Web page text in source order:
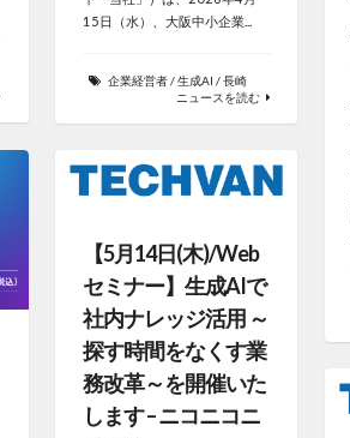
15日（水）、大阪中小企業...
企業経営者/生成AI /長崎
ニュースを読む
【5月14日(木)/Web
セミナー】生成AIで
社内ナレッジ活用 ～
探す時間をなくす業
務改革～を開催いた
します – ニコニコニ